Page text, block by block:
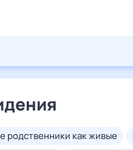
родственники как живые